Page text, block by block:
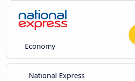
Economy
National Express